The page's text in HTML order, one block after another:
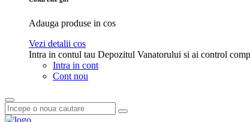
Adauga produse in cos
Vezi detalii cos
Intra in contul tau Depozitul Vanatorului si ai control
Intra in cont
Cont nou